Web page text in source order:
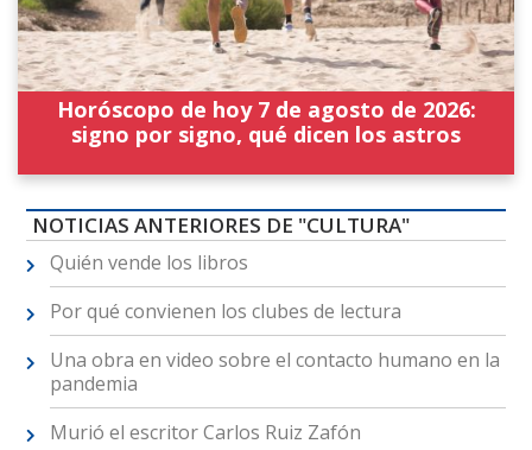
Horóscopo de hoy 7 de agosto de 2026:
signo por signo, qué dicen los astros
NOTICIAS ANTERIORES DE "CULTURA"
Quién vende los libros
Por qué convienen los clubes de lectura
Una obra en video sobre el contacto humano en la
pandemia
Murió el escritor Carlos Ruiz Zafón